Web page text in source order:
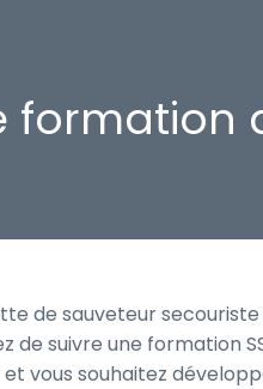
formation
de sauveteur
de suivre une formation
vous souhaitez